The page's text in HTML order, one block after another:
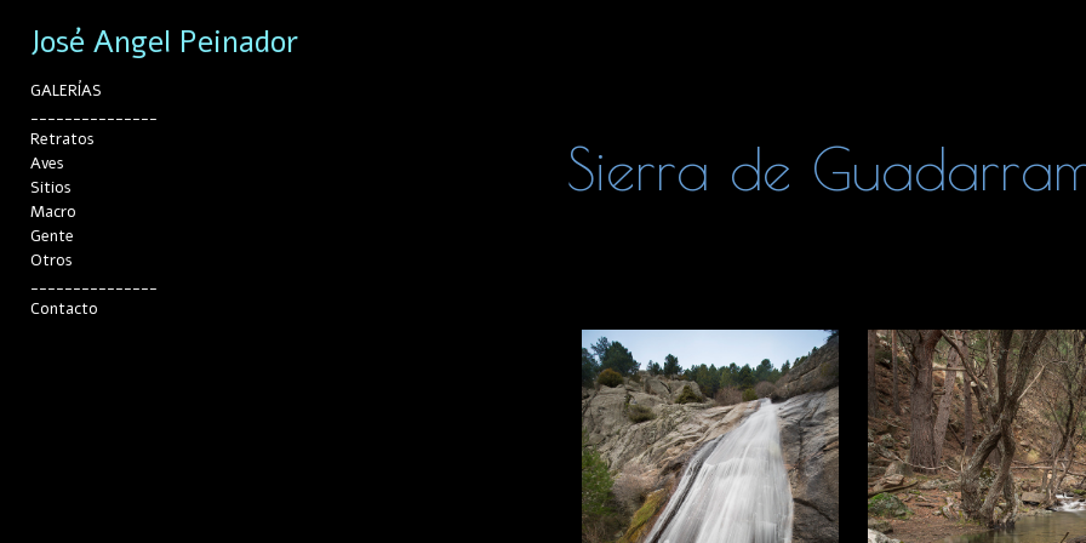
José Angel Peinador
GALERÍAS
_______________
Retratos
Aves
Sitios
Macro
Gente
Otros
_______________
Contacto
Sierra de